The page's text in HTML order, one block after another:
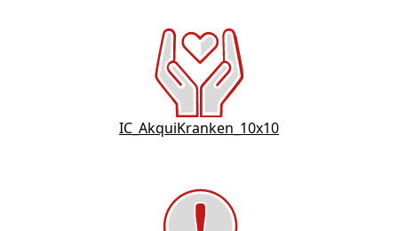
IC_AkquiKranken_10x10